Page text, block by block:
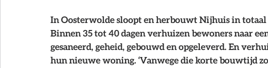
In Oosterwolde sloopt en herbouwt Nijhuis in
Binnen 35 tot 40 dagen verhuizen bewoners naar
gesaneerd, geheid, gebouwd en opgeleverd. En
hun nieuwe woning. ‘Vanwege die korte bouwtijd